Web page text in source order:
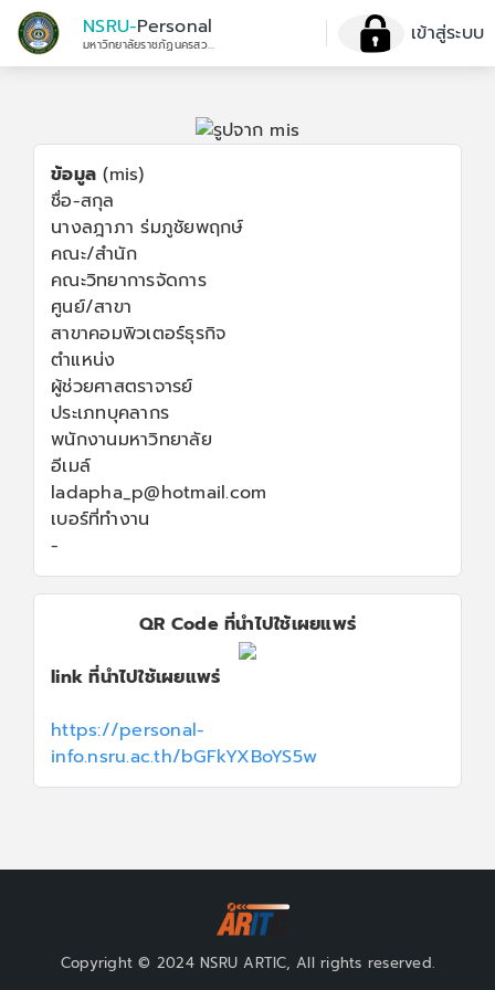
NSRU-Personal
มหาวิทยาลัยราชภัฏนครสวรรค์ เข้าสู่ระบบ
ข้อมูล (mis)
ชื่อ-สกุล
นางลฎาภา ร่มภูชัยพฤกษ์
คณะ/สำนัก
คณะวิทยาการจัดการ
ศูนย์/สาขา
สาขาคอมพิวเตอร์ธุรกิจ
ตำแหน่ง
ผู้ช่วยศาสตราจารย์
ประเภทบุคลากร
พนักงานมหาวิทยาลัย
อีเมล์
ladapha_p@hotmail.com
เบอร์ที่ทำงาน
-
QR Code ที่นำไปใช้เผยแพร่
link ที่นำไปใช้เผยแพร่
https://personal-
info.nsru.ac.th/bGFkYXBoYS5w
Copyright © 2024 NSRU ARTIC, All rights reserved.